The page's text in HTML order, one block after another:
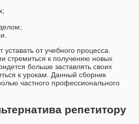
от учебного процесса.
стремиться к получению новых
больше заставлять своих
к урокам. Данный сборник
частного профессионального
репетитору